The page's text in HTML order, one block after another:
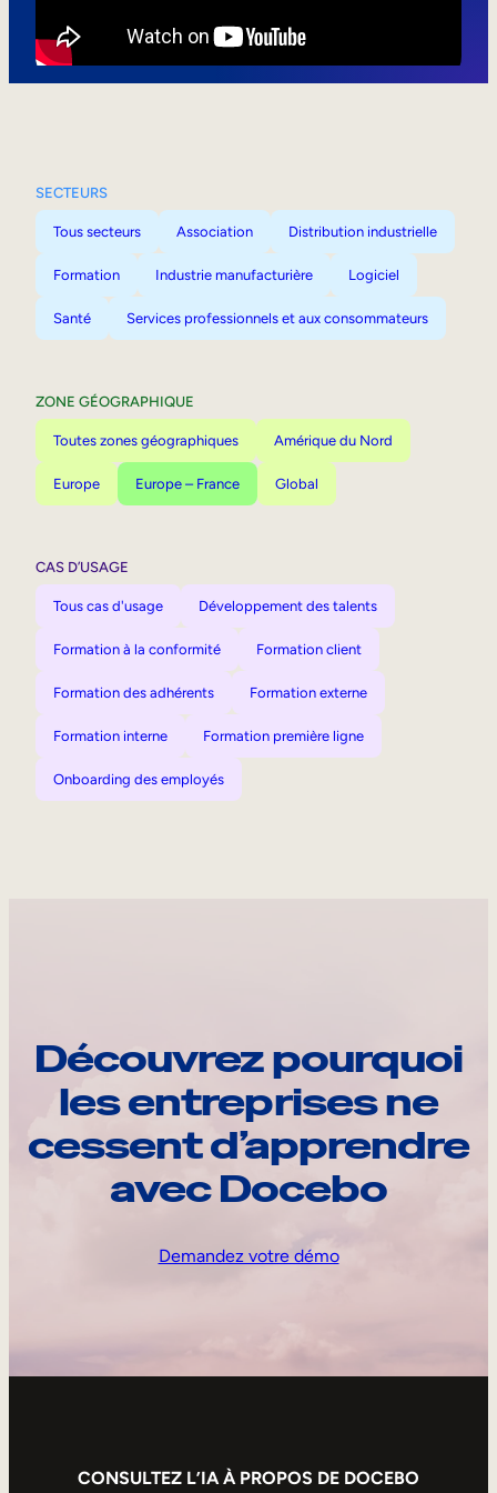
SECTEURS
Tous secteurs Association Distribution industrielle
Formation Industrie manufacturière Logiciel
Santé Services professionnels et aux consommateurs
ZONE GÉOGRAPHIQUE
Toutes zones géographiques Amérique du Nord
Europe Europe – France Global
CAS D’USAGE
Tous cas d'usage Développement des talents
Formation à la conformité Formation client
Formation des adhérents Formation externe
Formation interne Formation première ligne
Onboarding des employés
Découvrez pourquoi
les entreprises ne
cessent d’apprendre
avec Docebo
Demandez votre démo
CONSULTEZ L’IA À PROPOS DE DOCEBO